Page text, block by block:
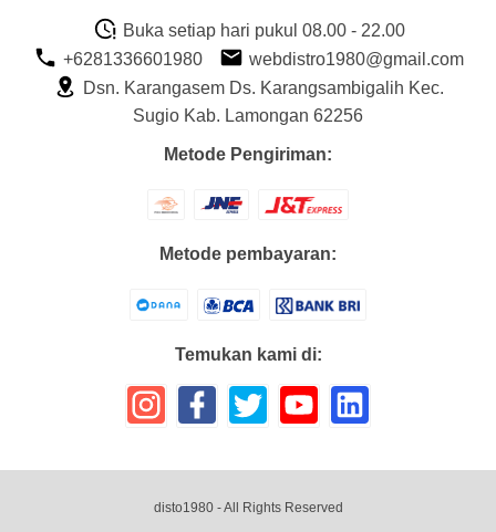
Buka setiap hari pukul 08.00 - 22.00
+6281336601980
webdistro1980@gmail.com
Dsn. Karangasem Ds. Karangsambigalih Kec.
Sugio Kab. Lamongan 62256
Metode Pengiriman:
Metode pembayaran:
Temukan kami di:
disto1980- All Rights Reserved